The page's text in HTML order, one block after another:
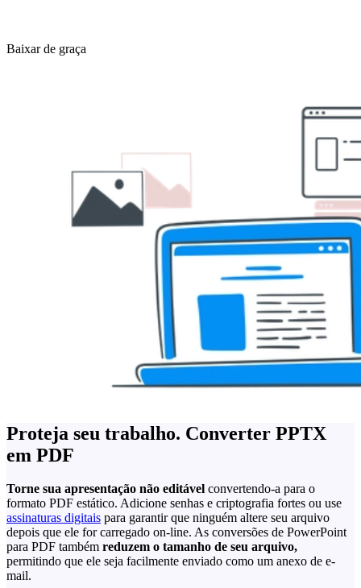
Baixar de graça
Proteja seu trabalho. Converter PPTX
em PDF
Torne sua apresentação não editável convertendo-a para o
formato PDF estático. Adicione senhas e criptografia fortes ou use
assinaturas digitais para garantir que ninguém altere seu arquivo
depois que ele for carregado on-line. As conversões de PowerPoint
para PDF também reduzem o tamanho de seu arquivo,
permitindo que ele seja facilmente enviado como um anexo de e-
mail.